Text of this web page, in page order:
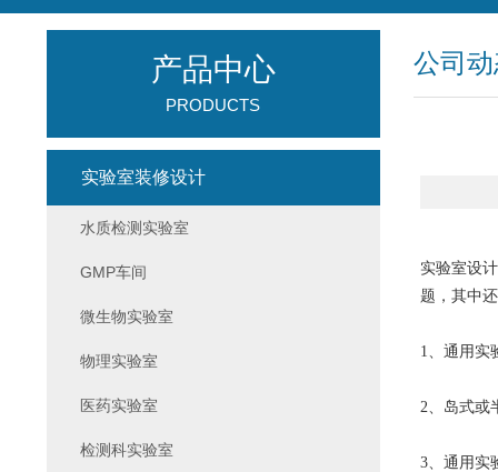
公司
实验室设
题，其中
1、通用实
2、岛式或
3、通用实
产品中心
PRODUCTS
实验室装修设计
水质检测实验室
GMP车间
微生物实验室
物理实验室
医药实验室
检测科实验室